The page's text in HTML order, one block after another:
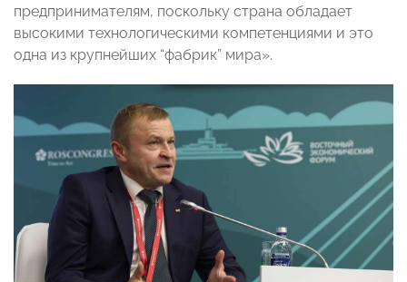
предпринимателям, поскольку страна обладает
высокими технологическими компетенциями и это
одна из крупнейших “фабрик” мира».